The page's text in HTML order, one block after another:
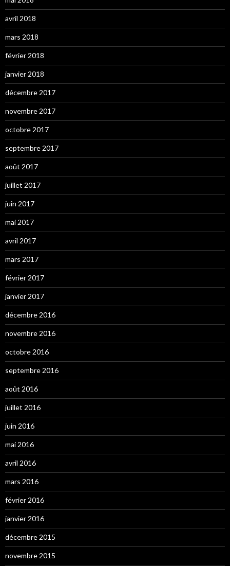
avril 2018
mars 2018
février 2018
janvier 2018
décembre 2017
novembre 2017
octobre 2017
septembre 2017
août 2017
juillet 2017
juin 2017
mai 2017
avril 2017
mars 2017
février 2017
janvier 2017
décembre 2016
novembre 2016
octobre 2016
septembre 2016
août 2016
juillet 2016
juin 2016
mai 2016
avril 2016
mars 2016
février 2016
janvier 2016
décembre 2015
novembre 2015